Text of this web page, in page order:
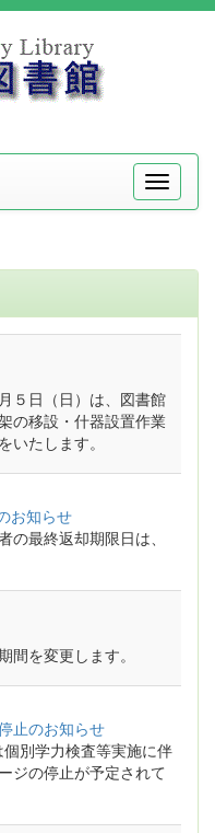
メ
ニ
５日（日）は、図書館
の移設・什器設置作業
いたします。
お知らせ
の最終返却期限日は、
間を変更します。
止のお知らせ
別学力検査等実施に伴
ジの停止が予定されて